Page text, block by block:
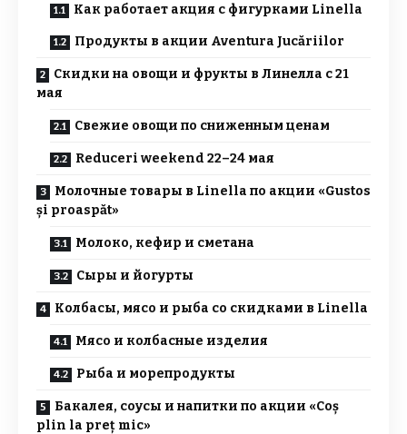
Как работает акция с фигурками Linella
Продукты в акции Aventura Jucăriilor
Скидки на овощи и фрукты в Линелла с 21
мая
Свежие овощи по сниженным ценам
Reduceri weekend 22–24 мая
Молочные товары в Linella по акции «Gustos
și proaspăt»
Молоко, кефир и сметана
Сыры и йогурты
Колбасы, мясо и рыба со скидками в Linella
Мясо и колбасные изделия
Рыба и морепродукты
Бакалея, соусы и напитки по акции «Coș
plin la preț mic»